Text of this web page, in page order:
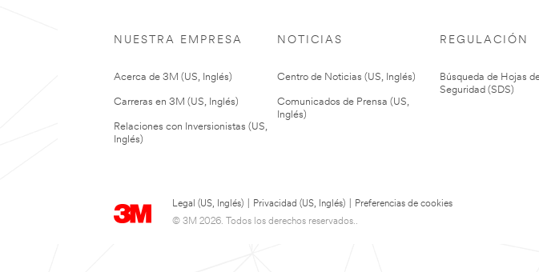
NUESTRA EMPRESA
Acerca de 3M (US, Inglés)
Carreras en 3M (US, Inglés)
Relaciones con Inversionistas (US,
Inglés)
NOTICIAS
Centro de Noticias (US, Inglés)
Comunicados de Prensa (US,
Inglés)
REGULACIÓN
Búsqueda de Hojas
Seguridad (SDS)
Legal (US, Inglés) Privacidad (US, Inglés)
Preferencias de cookies
© 3M 2026. Todos los derechos reservados..